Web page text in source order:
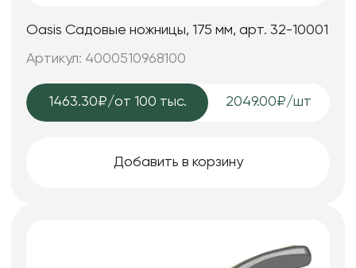
Oasis Садовые ножницы, 175 мм, арт. 32-10001
Артикул: 4000510968100
1463.30₽/от 100 тыс. 2049.00₽/шт
Добавить в корзину